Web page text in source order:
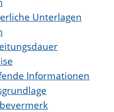
Unterlagen
Informationen